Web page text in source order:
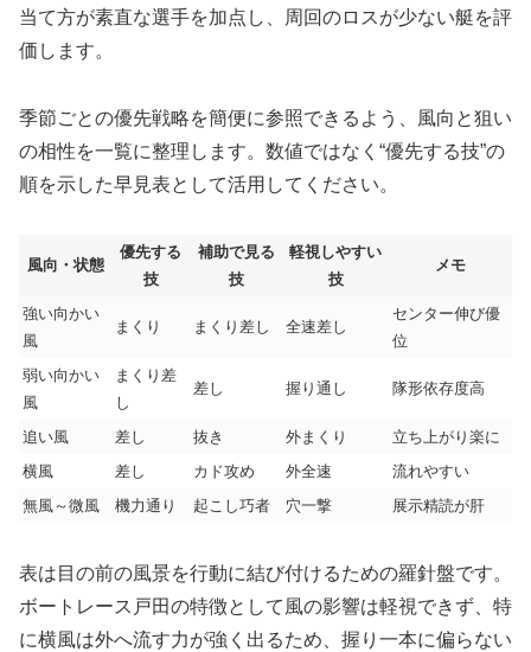
当て方が素直な選手を加点し、周回のロスが少ない艇を評
価します。
季節ごとの優先戦略を簡便に参照できるよう、風向と狙い
の相性を一覧に整理します。数値ではなく“優先する技”の
順を示した早見表として活用してください。
風向・状態
優先する
技
補助で見る
技
軽視しやすい
技
メモ
強い向かい
風
まくり まくり差し 全速差し
センター伸び優
位
弱い向かい
風
まくり差
し
差し 握り通し 隊形依存度高
追い風 差し 抜き 外まくり
立ち上がり楽に
横風
差し カド攻め 外全速
流れやすい
無風～微風
機力通り 起こし巧者 穴一撃 展示精読が肝
表は目の前の風景を行動に結び付けるための羅針盤です。
ボートレース戸田の特徴として風の影響は軽視できず、特
に横風は外へ流す力が強く出るため、握り一本に偏らない